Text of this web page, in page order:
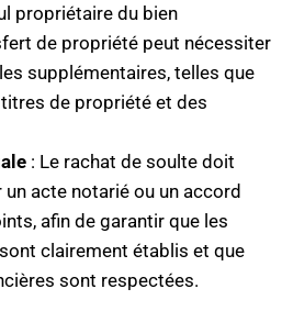
propriétaire du bien
de propriété peut nécessiter
supplémentaires, telles que
de propriété et des
: Le rachat de soulte doit
acte notarié ou un accord
afin de garantir que les
clairement établis et que
sont respectées.